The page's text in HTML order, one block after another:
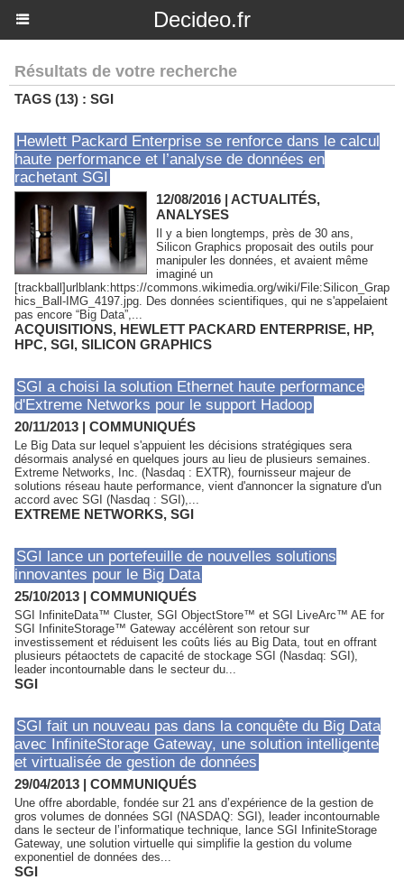
Decideo.fr
Résultats de votre recherche
TAGS (13) : SGI
Hewlett Packard Enterprise se renforce dans le calcul
haute performance et l’analyse de données en
rachetant SGI
12/08/2016 | ACTUALITÉS,
ANALYSES
Il y a bien longtemps, près de 30 ans,
Silicon Graphics proposait des outils pour
manipuler les données, et avaient même
imaginé un
[trackball]urlblank:https://commons.wikimedia.org/wiki/File:Silicon_Grap
hics_Ball-IMG_4197.jpg. Des données scientifiques, qui ne s'appelaient
pas encore “Big Data”,...
ACQUISITIONS, HEWLETT PACKARD ENTERPRISE, HP,
HPC, SGI, SILICON GRAPHICS
SGI a choisi la solution Ethernet haute performance
d'Extreme Networks pour le support Hadoop
20/11/2013 | COMMUNIQUÉS
Le Big Data sur lequel s'appuient les décisions stratégiques sera
désormais analysé en quelques jours au lieu de plusieurs semaines.
Extreme Networks, Inc. (Nasdaq : EXTR), fournisseur majeur de
solutions réseau haute performance, vient d'annoncer la signature d'un
accord avec SGI (Nasdaq : SGI),...
EXTREME NETWORKS, SGI
SGI lance un portefeuille de nouvelles solutions
innovantes pour le Big Data
25/10/2013 | COMMUNIQUÉS
SGI InfiniteData™ Cluster, SGI ObjectStore™ et SGI LiveArc™ AE for
SGI InfiniteStorage™ Gateway accélèrent son retour sur
investissement et réduisent les coûts liés au Big Data, tout en offrant
plusieurs pétaoctets de capacité de stockage SGI (Nasdaq: SGI),
leader incontournable dans le secteur du...
SGI
SGI fait un nouveau pas dans la conquête du Big Data
avec InfiniteStorage Gateway, une solution intelligente
et virtualisée de gestion de données
29/04/2013 | COMMUNIQUÉS
Une offre abordable, fondée sur 21 ans d’expérience de la gestion de
gros volumes de données SGI (NASDAQ: SGI), leader incontournable
dans le secteur de l’informatique technique, lance SGI InfiniteStorage
Gateway, une solution virtuelle qui simplifie la gestion du volume
exponentiel de données des...
SGI